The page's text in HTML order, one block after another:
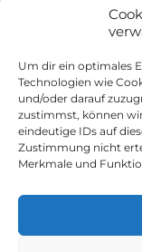
Um dir ein optimales
Technologien wie
und/oder darauf
zustimmst, können
eindeutige IDs auf
Zustimmung nicht
Merkmale und